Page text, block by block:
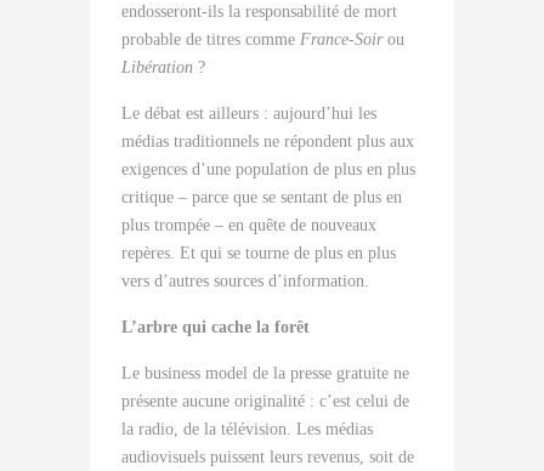
endosseront-ils la responsabilité de mort
probable de titres comme France-Soirou
Libération ?
Le débat est ailleurs : aujourd’hui les
médias traditionnels ne répondent plus aux
exigences d’une population de plus en plus
critique – parce que se sentant de plus en
plus trompée – en quête de nouveaux
repères. Et qui se tourne de plus en plus
vers d’autres sources d’information.
L’arbre qui cache la forêt
Le business model de la presse gratuite ne
présente aucune originalité : c’est celui de
la radio, de la télévision. Les médias
audiovisuels puissent leurs revenus, soit de